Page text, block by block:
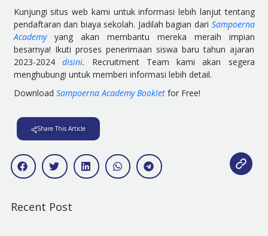
Kunjungi situs web kami untuk informasi lebih lanjut tentang
pendaftaran dan biaya sekolah. Jadilah bagian dari Sampoerna
Academy
yang akan membantu mereka meraih impian
besarnya! Ikuti proses penerimaan siswa baru tahun ajaran
2023-2024 disini. Recruitment Team kami akan segera
menghubungi untuk memberi informasi lebih detail.
Download Sampoerna Academy Bookletfor Free!
Share This Article
Recent Post